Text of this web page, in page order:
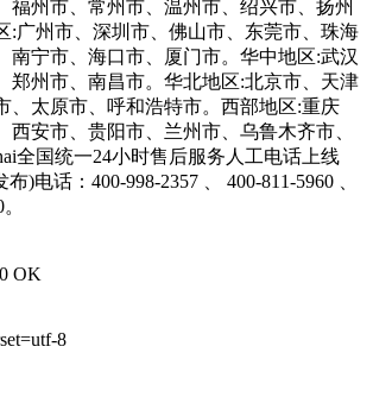
福州市、常州市、温州市、绍兴市、扬州
:广州市、深圳市、佛山市、东莞市、珠海
南宁市、海口市、厦门市。华中地区:武汉
郑州市、南昌市。华北地区:北京市、天津
、太原市、呼和浩特市。西部地区:重庆
西安市、贵阳市、兰州市、乌鲁木齐市、
全国统一24小时售后服务人工电话上线
)电话：400-998-2357 、 400-811-5960 、
OK
8